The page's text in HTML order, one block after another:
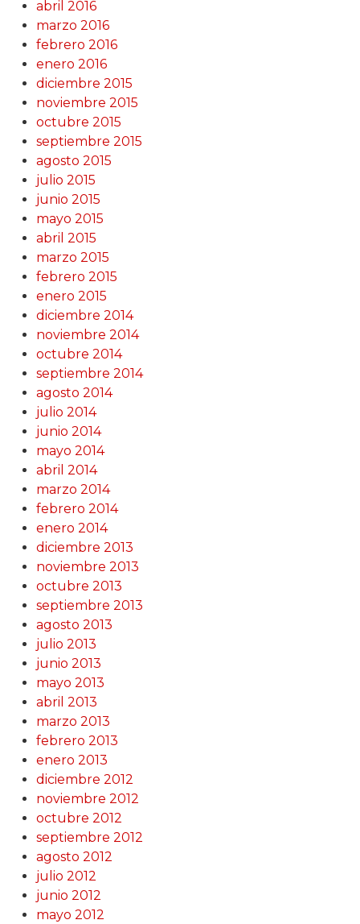
abril 2016
marzo 2016
febrero 2016
enero 2016
diciembre 2015
noviembre 2015
octubre 2015
septiembre 2015
agosto 2015
julio 2015
junio 2015
mayo 2015
abril 2015
marzo 2015
febrero 2015
enero 2015
diciembre 2014
noviembre 2014
octubre 2014
septiembre 2014
agosto 2014
julio 2014
junio 2014
mayo 2014
abril 2014
marzo 2014
febrero 2014
enero 2014
diciembre 2013
noviembre 2013
octubre 2013
septiembre 2013
agosto 2013
julio 2013
junio 2013
mayo 2013
abril 2013
marzo 2013
febrero 2013
enero 2013
diciembre 2012
noviembre 2012
octubre 2012
septiembre 2012
agosto 2012
julio 2012
junio 2012
mayo 2012